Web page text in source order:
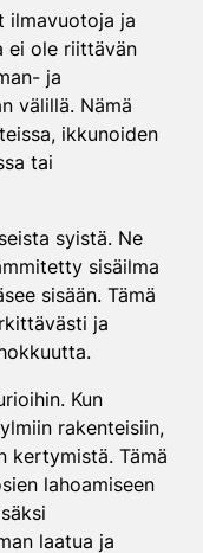
ilmavuotoja ja
ei ole riittävän
ja
välillä. Nämä
ikkunoiden
tai
syistä. Ne
sisäilma
sisään. Tämä
ja
Kun
rakenteisiin,
kertymistä. Tämä
lahoamiseen
laatua ja